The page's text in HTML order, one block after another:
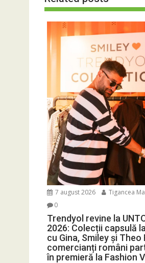
7 august 2026
Tigancea
0
Trendyol revine la
2026: Colecții capsulă
cu Gina, Smiley și Theo
comercianți români
în premieră la Fashion